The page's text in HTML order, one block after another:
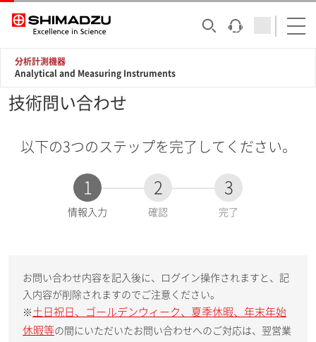
分析計測機器
Analytical and Measuring Instruments
技術問い合わせ
以下の3つのステップを完了してください。
1
現
情報入力
2
確認
3
完了
お問い合わせ内容を記入後に、ログイン操作されますと、記
入内容が削除されますのでご注意ください。
※ 土日祝日、ゴールデンウィーク、夏季休暇、年末年始
休暇等の間にいただいたお問い合わせへのご対応は、翌営業